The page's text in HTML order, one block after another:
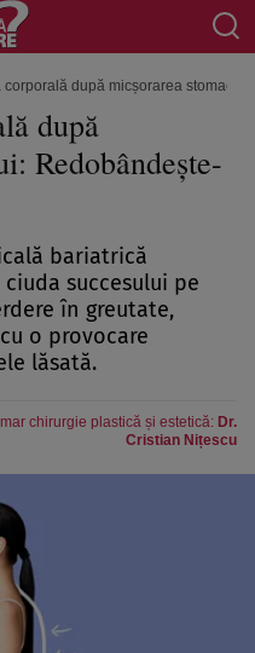
corporală după micșorarea
după
Redobândește-
bariatrică
succesului pe
în greutate,
o provocare
lăsată.
chirurgie plastică și estetică: Dr.
Cristian Nițescu